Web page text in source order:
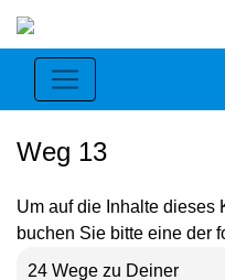
Weg 13
Um auf die Inhalte dieses
buchen Sie bitte eine der
24 Wege zu Deiner